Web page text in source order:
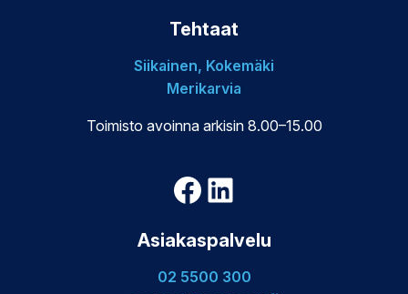
Tehtaat
Siikainen, Kokemäki
Merikarvia
Toimisto avoinna arkisin 8.00–15.00
Facebook
LinkedIn
Asiakaspalvelu
02 5500 300